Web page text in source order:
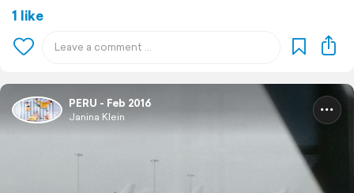
1 like
PERU - Feb 2016
Janina Klein